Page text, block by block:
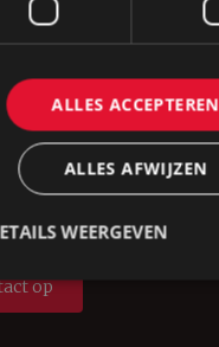
op
ALLES ACCEPTEREN
ALLES AFWIJZEN
WEERGEVEN